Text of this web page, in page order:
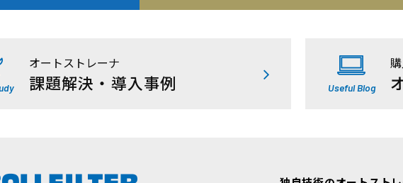
オートストレーナ
課題解決・導入事例 Useful Blog